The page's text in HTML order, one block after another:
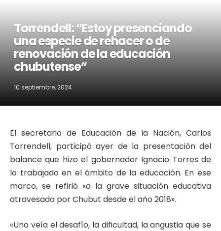
Torrendell: “Estoy presenciando
una especie de rehacer o de
renovación de la educación
chubutense”
10 septiembre, 2024
El secretario de Educación de la Nación, Carlos
Torrendell, participó ayer de la presentación del
balance que hizo el gobernador Ignacio Torres de
lo trabajado en el ámbito de la educación. En ese
marco, se refirió «a la grave situación educativa
atravesada por Chubut desde el año 2018».
«Uno veía el desafío, la dificultad, la angustia que se